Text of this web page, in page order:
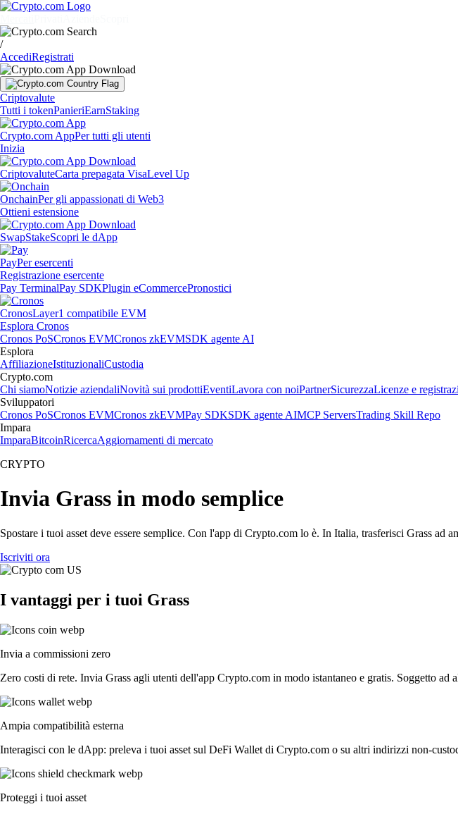
/
AccediRegistrati
Criptovalute
Tutti i tokenPanieriEarnStaking
Crypto.com AppPer tutti gli utenti
Inizia
CriptovaluteCarta prepagata VisaLevel Up
OnchainPer gli appassionati di Web3
Ottieni estensione
SwapStakeScopri le dApp
PayPer esercenti
Registrazione esercente
Pay TerminalPay SDKPlugin eCommercePronostici
CronosLayer1 compatibile EVM
Esplora Cronos
Cronos PoSCronos EVMCronos zkEVMSDK agente AI
Esplora
AffiliazioneIstituzionaliCustodia
Crypto.com
Chi siamoNotizie aziendaliNovità sui prodottiEventiLavora con noiPartnerSicurezzaLicenze e
Sviluppatori
Cronos PoSCronos EVMCronos zkEVMPay SDKSDK agente AIMCP ServersTrading Skill Repo
Impara
ImparaBitcoinRicercaAggiornamenti di mercato
CRYPTO
Invia Grass in modo semplice
Spostare i tuoi asset deve essere semplice. Con l'app di Crypto.com lo è. In Italia, trasferisci Grass
Iscriviti ora
I vantaggi per i tuoi Grass
Invia a commissioni zero
Zero costi di rete. Invia Grass agli utenti dell'app Crypto.com in modo istantaneo e gratis. Soggetto ad
Ampia compatibilità esterna
Interagisci con le dApp: preleva i tuoi asset sul DeFi Wallet di Crypto.com o su altri indirizzi non-
Proteggi i tuoi asset